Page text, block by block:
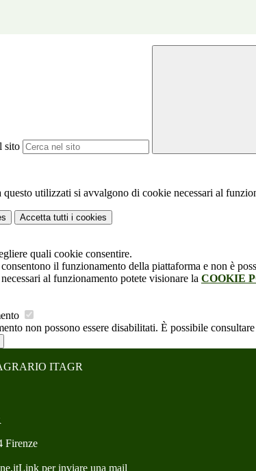
sito
utilizzati si avvalgono di cookie necessari al
Accetta tutti i cookies
quali cookie consentire.
il funzionamento della piattaforma e non è
al funzionamento potete visionare la COOKIE
non possono essere disabilitati. È possibile
ITAGR
Firenze
Link per inviare una mail